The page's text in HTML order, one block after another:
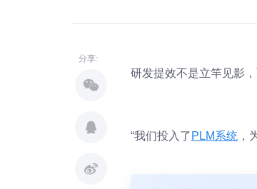
分享:
研发提效不是立竿见影
“我们投入了 PLM系统，